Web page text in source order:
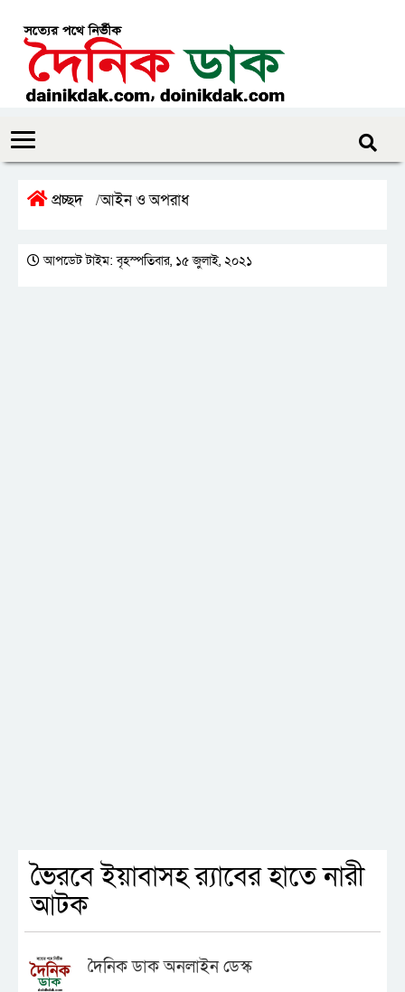
প্রচ্ছদ /আইন ও অপরাধ
আপডেট টাইম: বৃহস্পতিবার, ১৫ জুলাই, ২০২১
ভৈরবে ইয়াবাসহ র‍্যাবের হাতে নারী
আটক
দৈনিক ডাক অনলাইন ডেস্ক